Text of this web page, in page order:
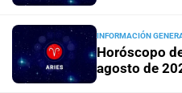
Operativo de PDI
pareja por producción y
material de abuso
INFORMACIÓN
Horóscopo
agosto de